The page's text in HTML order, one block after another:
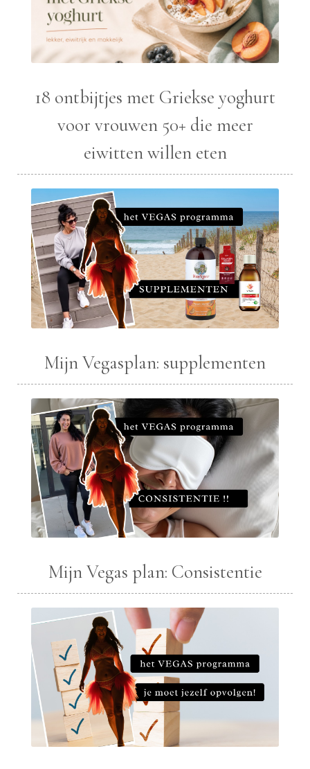
18 ontbijtjes met Griekse yoghurt
voor vrouwen 50+ die meer
eiwitten willen eten
Mijn Vegasplan: supplementen
Mijn Vegas plan: Consistentie